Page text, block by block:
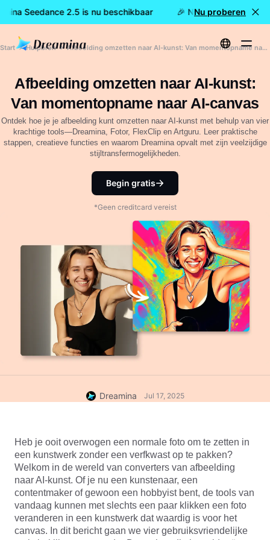
Seedance 2.5 is nu beschikbaar 🎉 Nieuw model LIVE:
Nu proberen
Start Hulpbron Afbeelding omzetten naar AI-kunst: Van momentopname naar AI-canvas
Afbeelding omzetten naar AI-kunst:
Van momentopname naar AI-canvas
Ontdek hoe je je afbeelding kunt omzetten naar AI-kunst met behulp van vier
krachtige tools—Dreamina, Fotor, FlexClip en Artguru. Leer praktische
stappen, creatieve functies en waarom Dreamina opvalt met zijn veelzijdige
stijltransfermogelijkheden.
Begin gratis
*Geen creditcard vereist
Dreamina Jul 17, 2025
Heb je ooit overwogen een normale foto om te zetten in
een kunstwerk zonder een verfkwast op te pakken?
Welkom in de wereld van converters van afbeelding
naar AI-kunst. Of je nu een kunstenaar, een
contentmaker of gewoon een hobbyist bent, de tools van
vandaag kunnen met slechts een paar klikken een foto
veranderen in een kunstwerk dat waardig is voor het
canvas. In dit bericht gaan we vier gebruiksvriendelijke